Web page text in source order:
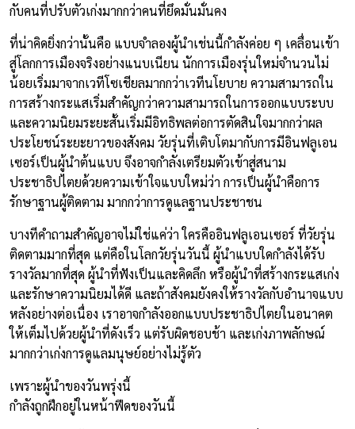
กับคนที่ปรับตัวเก่งมากกว่าคนที่ยึดมั่นมั่นคง
ที่น่าคิดยิ่งกว่านั้นคือ แบบจำลองผู้นำเช่นนี้กำลังค่อย ๆ เคลื่อนเข้า
สู่โลกการเมืองจริงอย่างแนบเนียน นักการเมืองรุ่นใหม่จำนวนไม่
น้อยเริ่มมาจากเวทีโซเชียลมากกว่าเวทีนโยบาย ความสามารถใน
การสร้างกระแสเริ่มสำคัญกว่าความสามารถในการออกแบบระบบ
และความนิยมระยะสั้นเริ่มมีอิทธิพลต่อการตัดสินใจมากกว่าผล
ประโยชน์ระยะยาวของสังคม วัยรุ่นที่เติบโตมากับการมีอินฟลูเอน
เซอร์เป็นผู้นำต้นแบบ จึงอาจกำลังเตรียมตัวเข้าสู่สนาม
ประชาธิปไตยด้วยความเข้าใจแบบใหม่ว่า การเป็นผู้นำคือการ
รักษาฐานผู้ติดตาม มากกว่าการดูแลฐานประชาชน
บางทีคำถามสำคัญอาจไม่ใช่แค่ว่า ใครคืออินฟลูเอนเซอร์ ที่วัยรุ่น
ติดตามมากที่สุด แต่คือในโลกวัยรุ่นวันนี้ ผู้นำแบบใดกำลังได้รับ
รางวัลมากที่สุด ผู้นำที่ฟังเป็นและคิดลึก หรือผู้นำที่สร้างกระแสเก่ง
และรักษาความนิยมได้ดี และถ้าสังคมยังคงให้รางวัลกับอำนาจแบบ
หลังอย่างต่อเนื่อง เราอาจกำลังออกแบบประชาธิปไตยในอนาคต
ให้เต็มไปด้วยผู้นำที่ดังเร็ว แต่รับผิดชอบช้า และเก่งภาพลักษณ์
มากกว่าเก่งการดูแลมนุษย์อย่างไม่รู้ตัว
เพราะผู้นำของวันพรุ่งนี้
กำลังถูกฝึกอยู่ในหน้าฟีดของวันนี้